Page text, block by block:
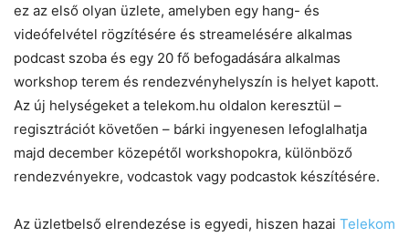
ez az első olyan üzlete, amelyben egy hang- és
videófelvétel rögzítésére és streamelésére alkalmas
podcast szoba és egy 20 fő befogadására alkalmas
workshop terem és rendezvényhelyszín is helyet kapott.
Az új helységeket a telekom.hu oldalon keresztül –
regisztrációt követően – bárki ingyenesen lefoglalhatja
majd december közepétől workshopokra, különböző
rendezvényekre, vodcastok vagy podcastok készítésére.
Az üzletbelső elrendezése is egyedi, hiszen hazai Telekom